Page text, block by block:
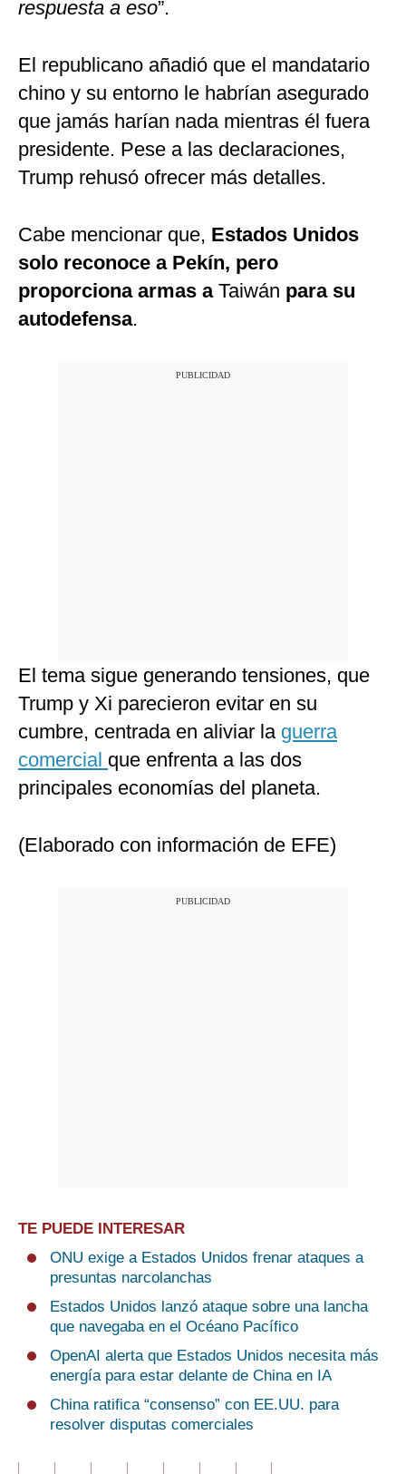
respuesta a eso”.
El republicano añadió que el mandatario
chino y su entorno le habrían asegurado
que jamás harían nada mientras él fuera
presidente. Pese a las declaraciones,
Trump rehusó ofrecer más detalles.
Cabe mencionar que, Estados Unidos
solo reconoce a Pekín, pero
proporciona armas aTaiwán para su
autodefensa.
El tema sigue generando tensiones, que
Trump y Xi parecieron evitar en su
cumbre, centrada en aliviar la guerra
comercial que enfrenta a las dos
principales economías del planeta.
(Elaborado con información de EFE)
TE PUEDE INTERESAR
ONU exige a Estados Unidos frenar ataques a
presuntas narcolanchas
Estados Unidos lanzó ataque sobre una lancha
que navegaba en el Océano Pacífico
OpenAI alerta que Estados Unidos necesita más
energía para estar delante de China en IA
China ratifica “consenso” con EE.UU. para
resolver disputas comerciales